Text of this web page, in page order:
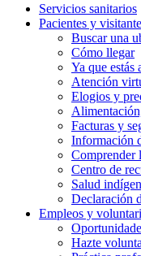
Servicios sanitarios
Pacientes y
Buscar una
Cómo llegar
Ya que estás
Atención
Elogios y
Facturas y
Información
Comprender
Centro de
Salud
Declaración
Empleos y
Hazte